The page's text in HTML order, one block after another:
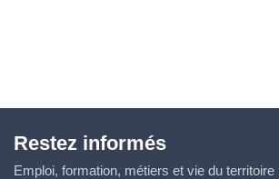
Restez informés
Emploi, formation, métiers et vie du